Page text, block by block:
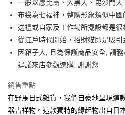
元大商業銀行
玉山商業銀行
台新國際商業銀行
台灣樂天信用卡公司
Google Pay
運送方式
全家取貨付款
每筆NT$65，滿NT$999(含以上)免運
一般以惠比壽、大黑天、毘沙門
布袋為七福神，整體形象類似中國
送禮或自家及工作場所擺設都是很
從江戶時代開始，招財貓即是吸
因箱子大, 且為保護商品安全, 請
建議來店參觀選購, 謝謝您
銷售重點
在野馬日式雜貨，我們自豪地呈現這
器吉祥物。這款獨特的緣起物出自日